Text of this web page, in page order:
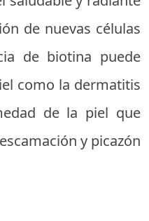
de nuevas células
de biotina puede
como la dermatitis
de la piel que
y picazón